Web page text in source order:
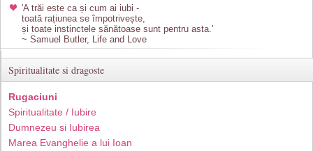
'A trăi este ca și cum ai iubi -
toată rațiunea se împotrivește,
și toate instinctele sănătoase sunt pentru asta.'
~ Samuel Butler, Life and Love
Spiritualitate si dragoste
Rugaciuni
Spiritualitate / Iubire
Dumnezeu si Iubirea
Marea Evanghelie a lui Ioan